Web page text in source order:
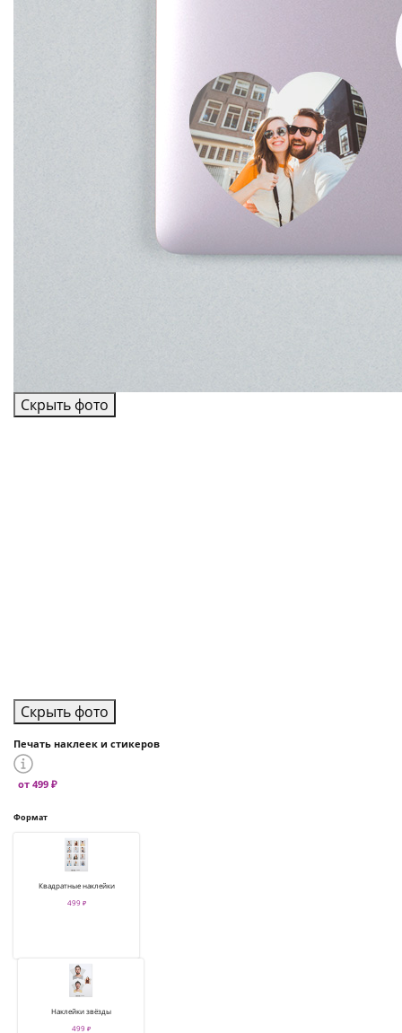
Скрыть фото
Скрыть фото
Печать наклеек и стикеров
от 499 ₽
Формат
Квадратные наклейки
499 ₽
Наклейки звёзды
499 ₽